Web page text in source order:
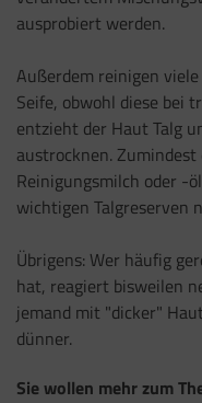
ausprobiert werden.
Außerdem reinigen
Seife, obwohl diese bei
entzieht der Haut Talg
austrocknen.
Reinigungsmilch oder -
wichtigen Talgreserven
Übrigens: Wer häufig
hat, reagiert bisweilen
jemand mit "dicker"
dünner.
Sie wollen mehr zum